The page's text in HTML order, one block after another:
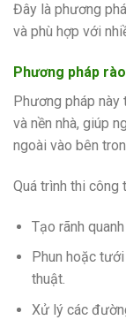
Đây là phương
và phù hợp với
Phương pháp
Phương pháp
và nền nhà, giúp
ngoài vào bên
Quá trình thi công
Tạo rãnh
Phun hoặc
thuật.
Xử lý các